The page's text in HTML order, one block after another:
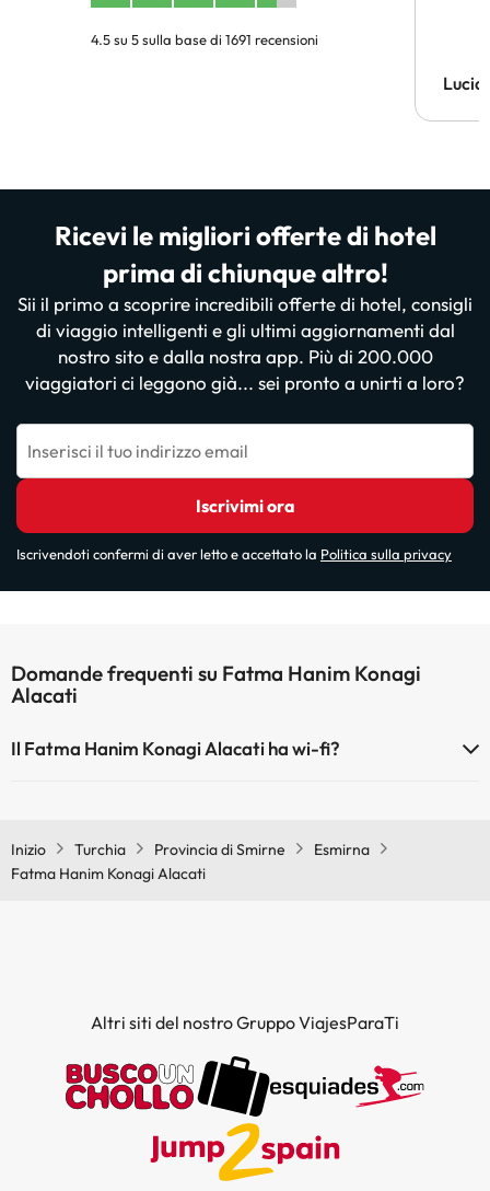
4.5 su 5 sulla base di 1691 recensioni
Lucia
Ricevi le migliori offerte di hotel
prima di chiunque altro!
Sii il primo a scoprire incredibili offerte di hotel, consigli
di viaggio intelligenti e gli ultimi aggiornamenti dal
nostro sito e dalla nostra app. Più di 200.000
viaggiatori ci leggono già... sei pronto a unirti a loro?
Inserisci il tuo indirizzo email
Iscrivimi ora
Iscrivendoti confermi di aver letto e accettato la Politica sulla privacy
Domande frequenti su Fatma Hanim Konagi
Alacati
Il Fatma Hanim Konagi Alacati ha wi-fi?
Inizio Turchia Provincia di Smirne
Esmirna
Fatma Hanim Konagi Alacati
Altri siti del nostro Gruppo ViajesParaTi